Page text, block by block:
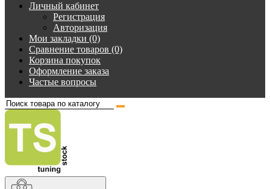
Личный кабинет
Регистрация
Авторизация
Мои закладки (0)
Сравнение товаров (0)
Корзина покупок
Оформление заказа
Частые вопросы